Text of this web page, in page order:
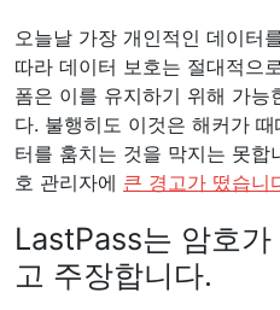
오늘날 가장 개인적인 데이터
따라 데이터 보호는 절대적으
폼은 이를 유지하기 위해 가능
다. 불행히도 이것은 해커가
터를 훔치는 것을 막지는 못합
호 관리자에 큰 경고가 떴습니
LastPass는 암호
고 주장합니다.